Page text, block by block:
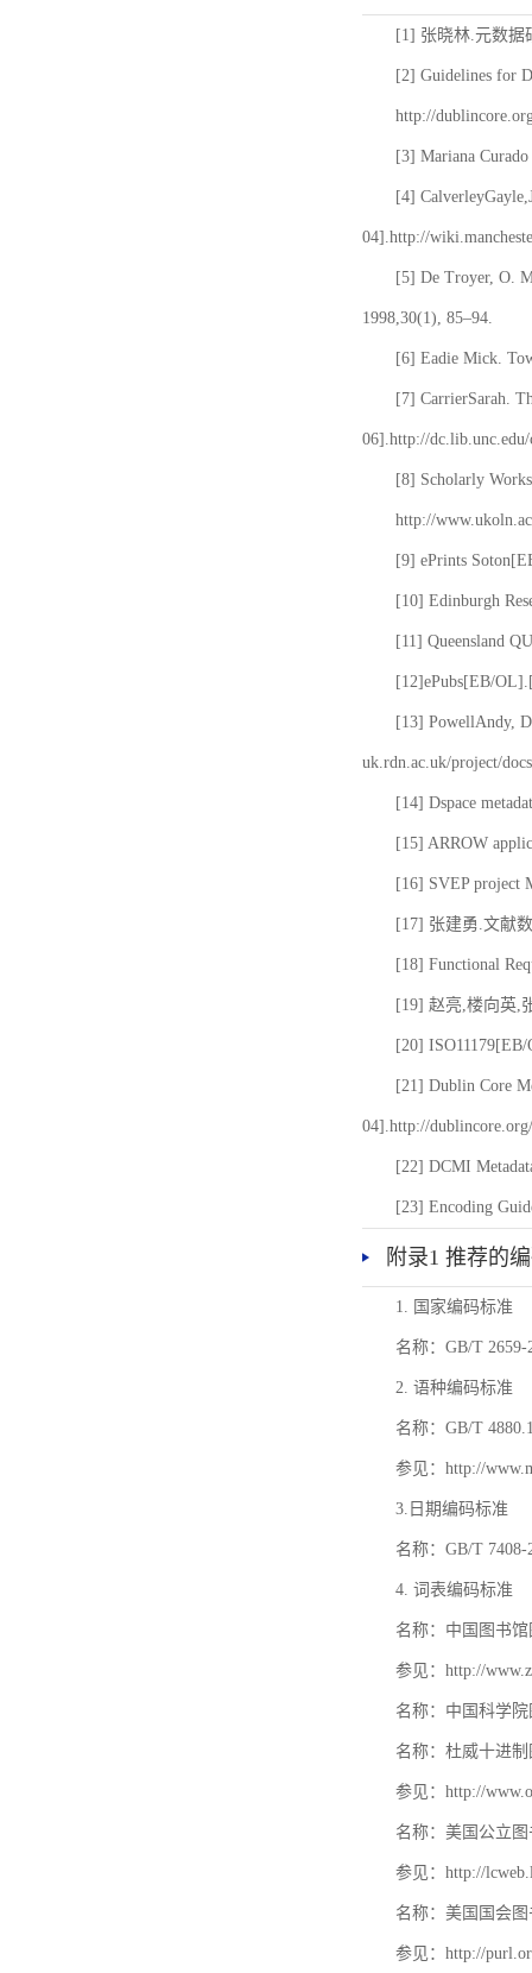
[1] 张晓林.元数据
[2] Guidelines for
http://
[3] Mariana
[4]
04].http://
[5] De Troyer, O.
1998,30(1), 85–94.
[6] Eadie Mick.
[7] CarrierSarah.
06].http://
[8] Scholarly
http://
[9] ePrints
[10] Edinburgh
[11] Queensland
[12]ePubs[EB/
[13] PowellAndy,
uk.rdn.ac.uk/project/
[14] Dspace
[15] ARROW
[16] SVEP project
[17] 张建勇.文献
[18] Functional
[19] 赵亮,楼向英,
[20] ISO11179[EB/
[21] Dublin Core
04].http://
[22] DCMI
[23] Encoding
附录1 推荐的
1. 国家编码标准
名称：GB/T
2. 语种编码标准
名称：GB/T
参见：http://
3.日期编码标准
名称：GB/T
4. 词表编码标准
名称：中国图书
参见：http://
名称：中国科学
名称：杜威十进
参见：http://
名称：美国公立
参见：http://
名称：美国国会
参见：http://